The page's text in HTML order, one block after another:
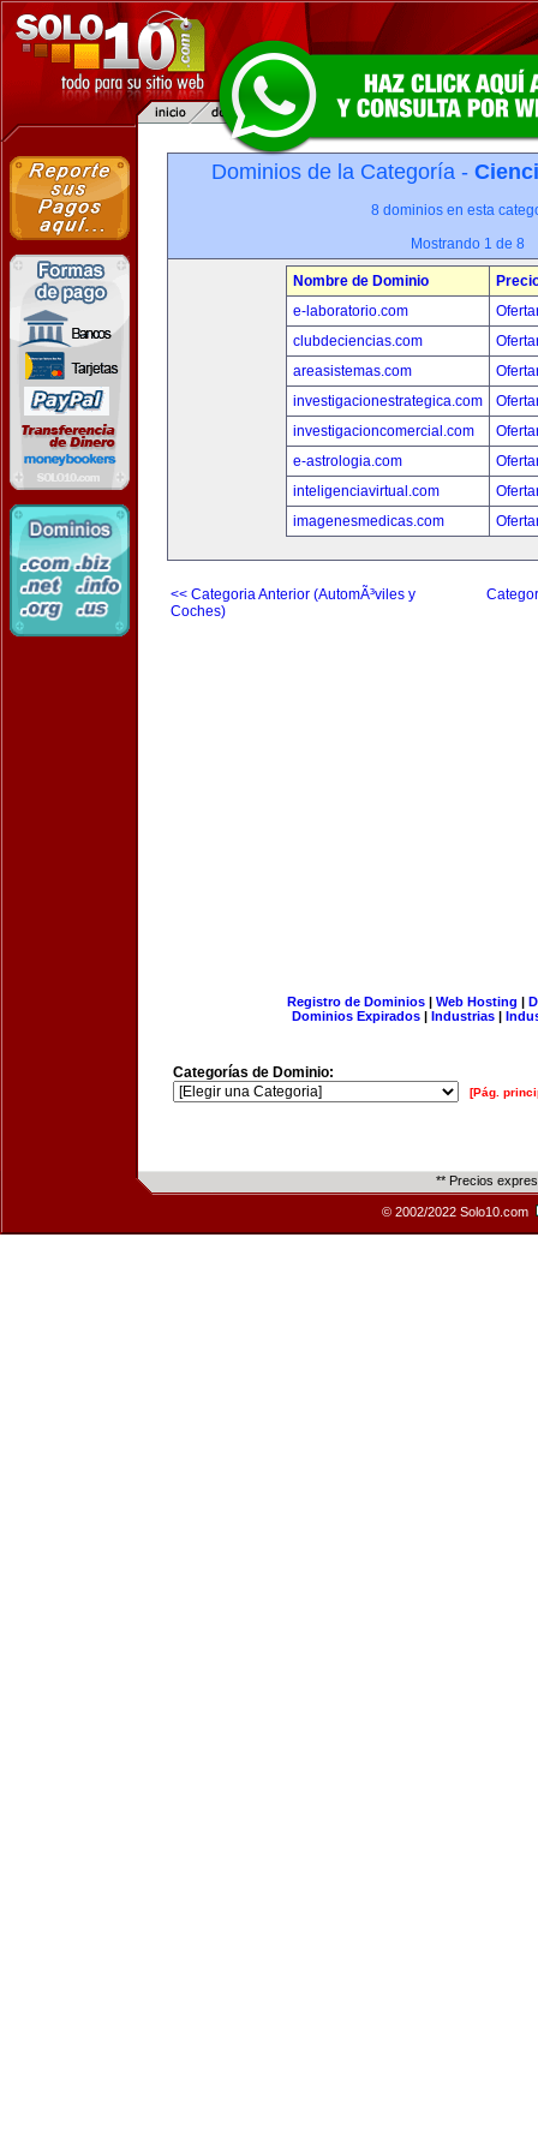
Dominios de la Categoría -
8 dominios en esta
Mostrando 1 de 8
Nombre de Dominio
e-laboratorio.com
clubdeciencias.com
areasistemas.com
investigacionestrategica.com
investigacioncomercial.com
e-astrologia.com
inteligenciavirtual.com
imagenesmedicas.com
<< Categoria Anterior (AutomÃ³viles y
Coches)
Registro de Dominios| Web Hosting |
Dominios Expirados | Industrias |
Categorías de Dominio:
[Pág.
** Precios
© 2002/2022 Solo10.com